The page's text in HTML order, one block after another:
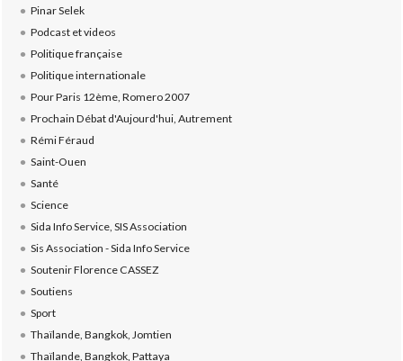
Pinar Selek
Podcast et videos
Politique française
Politique internationale
Pour Paris 12ème, Romero 2007
Prochain Débat d'Aujourd'hui, Autrement
Rémi Féraud
Saint-Ouen
Santé
Science
Sida Info Service, SIS Association
Sis Association - Sida Info Service
Soutenir Florence CASSEZ
Soutiens
Sport
Thaïlande, Bangkok, Jomtien
Thaïlande, Bangkok, Pattaya